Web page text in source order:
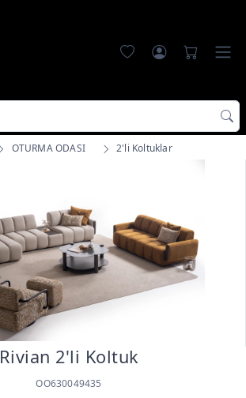
OTURMA ODASI 2'li Koltuklar
Rivian 2'li Koltuk
OO630049435